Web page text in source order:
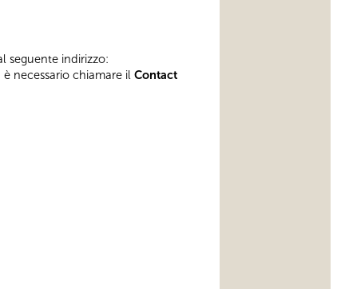
seguente indirizzo:
necessario chiamare il Contact